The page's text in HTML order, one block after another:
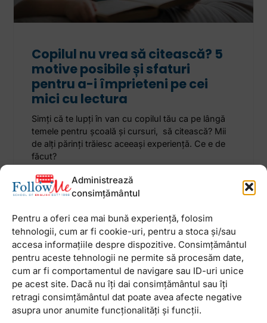
Administrează
consimțământul
Pentru a oferi cea mai bună experiență, folosim
tehnologii, cum ar fi cookie-uri, pentru a stoca și/sau
accesa informațiile despre dispozitive. Consimțământul
pentru aceste tehnologii ne permite să procesăm date,
cum ar fi comportamentul de navigare sau ID-uri unice
pe acest site. Dacă nu îți dai consimțământul sau îți
retragi consimțământul dat poate avea afecte negative
asupra unor anumite funcționalități și funcții.
Copilul nu vrea să citească? 5
motive posibile și sfaturi
pentru a-i împrieteni pe cei
mici cu lectura
Simți că te lupți în van cu copilul tău ca pe lângă
temele pentru școală și cursuri, să citească? Mii
de alți părinți trăiesc aceeași experiență. Ce e de
făcut?
7 august 2024 Niciun comentariu
Newsletter